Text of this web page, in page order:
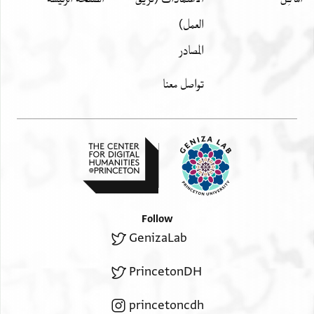
ממעמקי שחת ולכנס
. . . . . . . . . ] ברחת ולברך בברכות שמים מעל ברכות
תהום רובצת תחת
בכל שפריר ארץ מצרים ובראשם
. . . . . . . . ]אלצ[ . . . . . . . . . . . . . . . . ]אל[ . . . . . . . . . .
. . . . . . . . . . . .
العمل)
المصادر
تواصل معنا
Follow
GenizaLab
PrincetonDH
princetoncdh